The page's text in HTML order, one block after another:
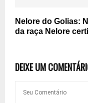
Nelore do Golias:
da raça Nelore
DEIXE UM